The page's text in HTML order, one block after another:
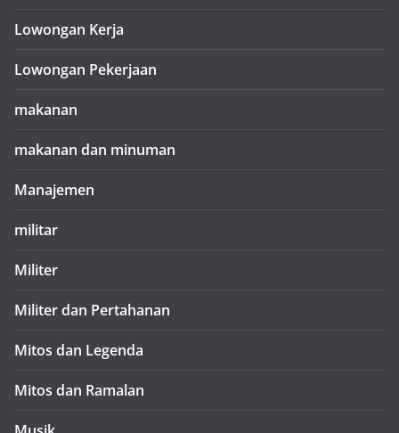
Lowongan Kerja
Lowongan Pekerjaan
makanan
makanan dan minuman
Manajemen
militar
Militer
Militer dan Pertahanan
Mitos dan Legenda
Mitos dan Ramalan